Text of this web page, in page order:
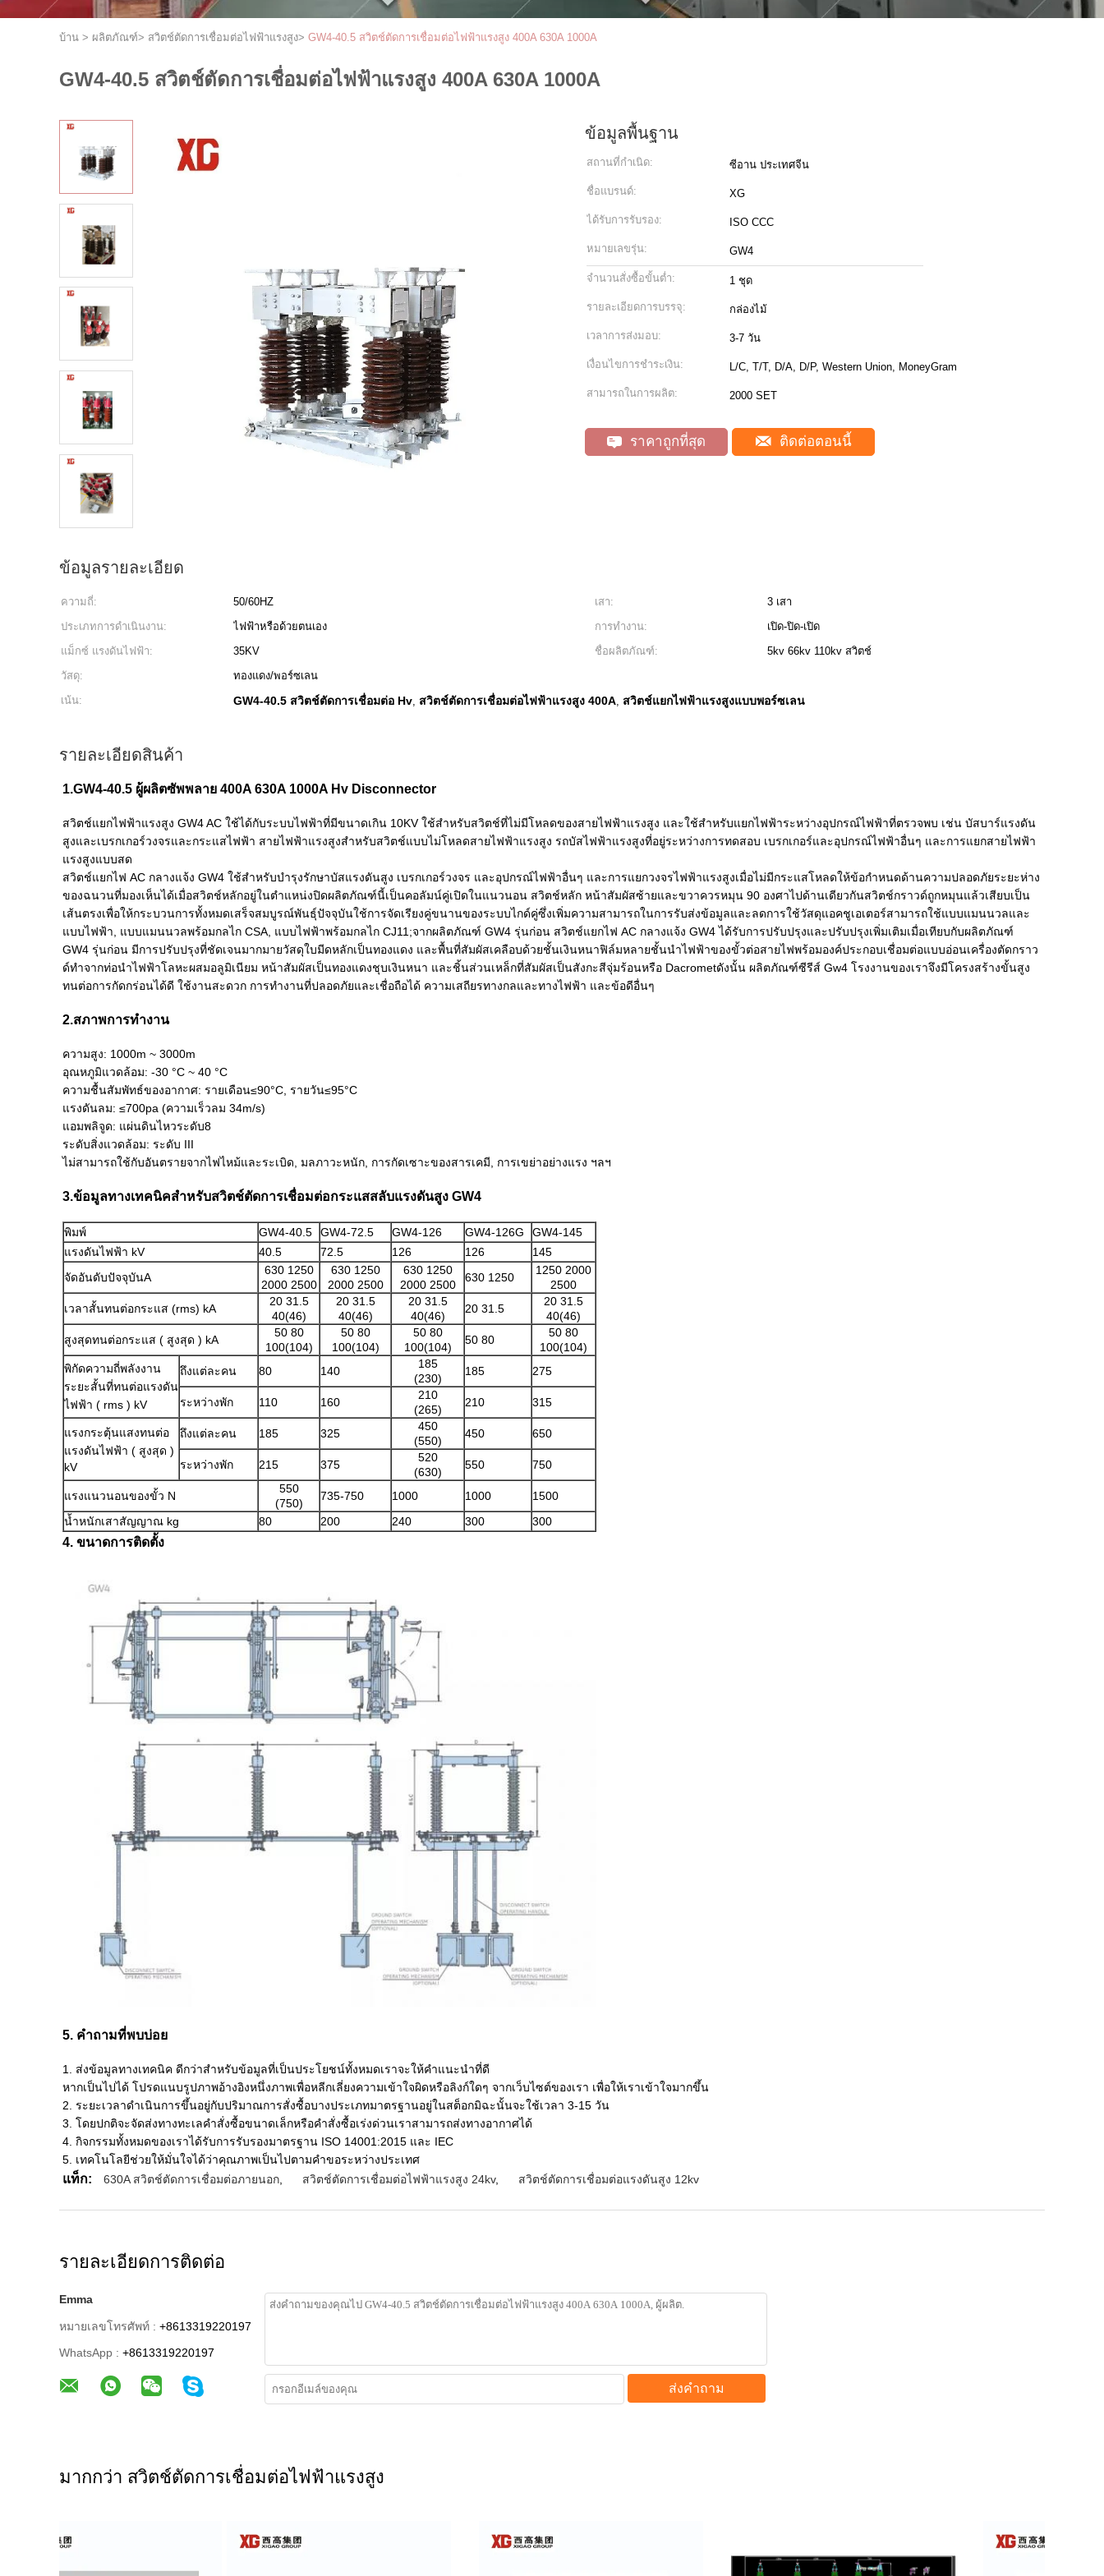
บ้าน > ผลิตภัณฑ์> สวิตช์ตัดการเชื่อมต่อไฟฟ้าแรงสูง> GW4-40.5 สวิตช์ตัดการเชื่อมต่อไฟฟ้าแรงสูง 400A 630A 1000A
GW4-40.5 สวิตช์ตัดการเชื่อมต่อไฟฟ้าแรงสูง 400A 630A 1000A
ข้อมูลพื้นฐาน
สถานที่กำเนิด: ซีอาน ประเทศจีน
ชื่อแบรนด์: XG
ได้รับการรับรอง: ISO CCC
หมายเลขรุ่น: GW4
จำนวนสั่งซื้อขั้นต่ำ: 1 ชุด
รายละเอียดการบรรจุ: กล่องไม้
เวลาการส่งมอบ: 3-7 วัน
เงื่อนไขการชำระเงิน: L/C, T/T, D/A, D/P, Western Union, MoneyGram
สามารถในการผลิต: 2000 SET
ราคาถูกที่สุด ติดต่อตอนนี้
ข้อมูลรายละเอียด
ความถี่: 50/60HZ เสา:
3 เสา
ประเภทการดำเนินงาน:
ไฟฟ้าหรือด้วยตนเอง การทำงาน:
เปิด-ปิด-เปิด
แม็กซ์ แรงดันไฟฟ้า:
35KV ชื่อผลิตภัณฑ์:
5kv 66kv 110kv สวิตช์
วัสดุ:
ทองแดง/พอร์ซเลน
เน้น:
GW4-40.5 สวิตช์ตัดการเชื่อมต่อ Hv, สวิตช์ตัดการเชื่อมต่อไฟฟ้าแรงสูง 400A, สวิตช์แยกไฟฟ้าแรงสูงแบบพอร์ซเลน
รายละเอียดสินค้า
1.GW4-40.5 ผู้ผลิตซัพพลาย 400A 630A 1000A Hv Disconnector
สวิตช์แยกไฟฟ้าแรงสูง GW4 AC ใช้ได้กับระบบไฟฟ้าที่มีขนาดเกิน 10KV ใช้สำหรับสวิตช์ที่ไม่มีโหลดของสายไฟฟ้าแรงสูง และใช้สำหรับแยกไฟฟ้าระหว่างอุปกรณ์ไฟฟ้าที่ตรวจพบ เช่น บัสบาร์แรงดัน
สูงและเบรกเกอร์วงจรและกระแสไฟฟ้า สายไฟฟ้าแรงสูงสำหรับสวิตช์แบบไม่โหลดสายไฟฟ้าแรงสูง รถบัสไฟฟ้าแรงสูงที่อยู่ระหว่างการทดสอบ เบรกเกอร์และอุปกรณ์ไฟฟ้าอื่นๆ และการแยกสายไฟฟ้า
แรงสูงแบบสด
สวิตช์แยกไฟ AC กลางแจ้ง GW4 ใช้สำหรับบำรุงรักษาบัสแรงดันสูง เบรกเกอร์วงจร และอุปกรณ์ไฟฟ้าอื่นๆ และการแยกวงจรไฟฟ้าแรงสูงเมื่อไม่มีกระแสโหลดให้ข้อกำหนดด้านความปลอดภัยระยะห่าง
ของฉนวนที่มองเห็นได้เมื่อสวิตช์หลักอยู่ในตำแหน่งปิดผลิตภัณฑ์นี้เป็นคอลัมน์คู่เปิดในแนวนอน สวิตช์หลัก หน้าสัมผัสซ้ายและขวาควรหมุน 90 องศาไปด้านเดียวกันสวิตช์กราวด์ถูกหมุนแล้วเสียบเป็น
เส้นตรงเพื่อให้กระบวนการทั้งหมดเสร็จสมบูรณ์พันธุ์ปัจจุบันใช้การจัดเรียงคู่ขนานของระบบไกด์คู่ซึ่งเพิ่มความสามารถในการรับส่งข้อมูลและลดการใช้วัสดุแอคชูเอเตอร์สามารถใช้แบบแมนนวลและ
แบบไฟฟ้า, แบบแมนนวลพร้อมกลไก CSA, แบบไฟฟ้าพร้อมกลไก CJ11;จากผลิตภัณฑ์ GW4 รุ่นก่อน สวิตช์แยกไฟ AC กลางแจ้ง GW4 ได้รับการปรับปรุงและปรับปรุงเพิ่มเติมเมื่อเทียบกับผลิตภัณฑ์
GW4 รุ่นก่อน มีการปรับปรุงที่ชัดเจนมากมายวัสดุใบมีดหลักเป็นทองแดง และพื้นที่สัมผัสเคลือบด้วยชั้นเงินหนาฟิล์มหลายชั้นนำไฟฟ้าของขั้วต่อสายไฟพร้อมองค์ประกอบเชื่อมต่อแบบอ่อนเครื่องตัดกราว
ด์ทำจากท่อนำไฟฟ้าโลหะผสมอลูมิเนียม หน้าสัมผัสเป็นทองแดงชุบเงินหนา และชิ้นส่วนเหล็กที่สัมผัสเป็นสังกะสีจุ่มร้อนหรือ Dacrometดังนั้น ผลิตภัณฑ์ซีรีส์ Gw4 โรงงานของเราจึงมีโครงสร้างขั้นสูง
ทนต่อการกัดกร่อนได้ดี ใช้งานสะดวก การทำงานที่ปลอดภัยและเชื่อถือได้ ความเสถียรทางกลและทางไฟฟ้า และข้อดีอื่นๆ
2.สภาพการทำงาน
ความสูง: 1000m ~ 3000m
อุณหภูมิแวดล้อม: -30 °C ~ 40 °C
ความชื้นสัมพัทธ์ของอากาศ: รายเดือน≤90°C, รายวัน≤95°C
แรงดันลม: ≤700pa (ความเร็วลม 34m/s)
แอมพลิจูด: แผ่นดินไหวระดับ8
ระดับสิ่งแวดล้อม: ระดับ III
ไม่สามารถใช้กับอันตรายจากไฟไหม้และระเบิด, มลภาวะหนัก, การกัดเซาะของสารเคมี, การเขย่าอย่างแรง ฯลฯ
3.ข้อมูลทางเทคนิคสำหรับสวิตช์ตัดการเชื่อมต่อกระแสสลับแรงดันสูง GW4
พิมพ์ GW4-40.5 GW4-72.5 GW4-126 GW4-126G
GW4-145
แรงดันไฟฟ้า kV
40.5 72.5 126 126
145
จัดอันดับปัจจุบันA
630 1250
2000 2500
630 1250
2000 2500
630 1250
2000 2500
630 1250
1250 2000
2500
เวลาสั้นทนต่อกระแส (rms) kA
20 31.5
40(46)
20 31.5
40(46)
20 31.5
40(46)
20 31.5
20 31.5
40(46)
สูงสุดทนต่อกระแส ( สูงสุด ) kA
50 80
100(104)
50 80
100(104)
50 80
100(104)
50 80
50 80
100(104)
พิกัดความถี่พลังงาน
ระยะสั้นที่ทนต่อแรงดัน
ไฟฟ้า ( rms ) kV
ถึงแต่ละคน 80 140
185
(230)
185 275
ระหว่างพัก 110 160
210
(265)
210 315
แรงกระตุ้นแสงทนต่อ
แรงดันไฟฟ้า ( สูงสุด )
kV
ถึงแต่ละคน 185 325
450
(550)
450 650
ระหว่างพัก 215 375
520
(630)
550 750
แรงแนวนอนของขั้ว N
550
(750)
735-750 1000 1000
1500
น้ำหนักเสาสัญญาณ kg
80 200 240 300 300
4. ขนาดการติดตั้ง
5. คำถามที่พบบ่อย
1. ส่งข้อมูลทางเทคนิค ดีกว่าสำหรับข้อมูลที่เป็นประโยชน์ทั้งหมดเราจะให้คำแนะนำที่ดี
หากเป็นไปได้ โปรดแนบรูปภาพอ้างอิงหนึ่งภาพเพื่อหลีกเลี่ยงความเข้าใจผิดหรือลิงก์ใดๆ จากเว็บไซต์ของเรา เพื่อให้เราเข้าใจมากขึ้น
2. ระยะเวลาดำเนินการขึ้นอยู่กับปริมาณการสั่งซื้อบางประเภทมาตรฐานอยู่ในสต็อกมิฉะนั้นจะใช้เวลา 3-15 วัน
3. โดยปกติจะจัดส่งทางทะเลคำสั่งซื้อขนาดเล็กหรือคำสั่งซื้อเร่งด่วนเราสามารถส่งทางอากาศได้
4. กิจกรรมทั้งหมดของเราได้รับการรับรองมาตรฐาน ISO 14001:2015 และ IEC
5. เทคโนโลยีช่วยให้มั่นใจได้ว่าคุณภาพเป็นไปตามคำขอระหว่างประเทศ
แท็ก: 630A สวิตช์ตัดการเชื่อมต่อภายนอก สวิตช์ตัดการเชื่อมต่อไฟฟ้าแรงสูง 24kv, สวิตช์ตัดการเชื่อมต่อแรงดันสูง 12kv
รายละเอียดการติดต่อ
Emma
หมายเลขโทรศัพท์ : +8613319220197
WhatsApp : +8613319220197
ส่งคำถาม
มากกว่า สวิตช์ตัดการเชื่อมต่อไฟฟ้าแรงสูง